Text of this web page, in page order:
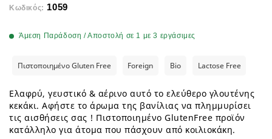
Κωδικός: 1059
Άμεση Παράδοση / Αποστολή σε 1 με 3 εργάσιμες
Πιστοποιημένο Gluten Free Foreign Bio Lactose Free
Ελαφρύ, γευστικό & αέρινο αυτό το ελεύθερο γλουτένης
κεκάκι. Αφήστε το άρωμα της βανίλιας να πλημμυρίσει
τις αισθήσεις σας ! Πιστοποιημένο GlutenFree προϊόν
κατάλληλο για άτομα που πάσχουν από κοιλιοκάκη.